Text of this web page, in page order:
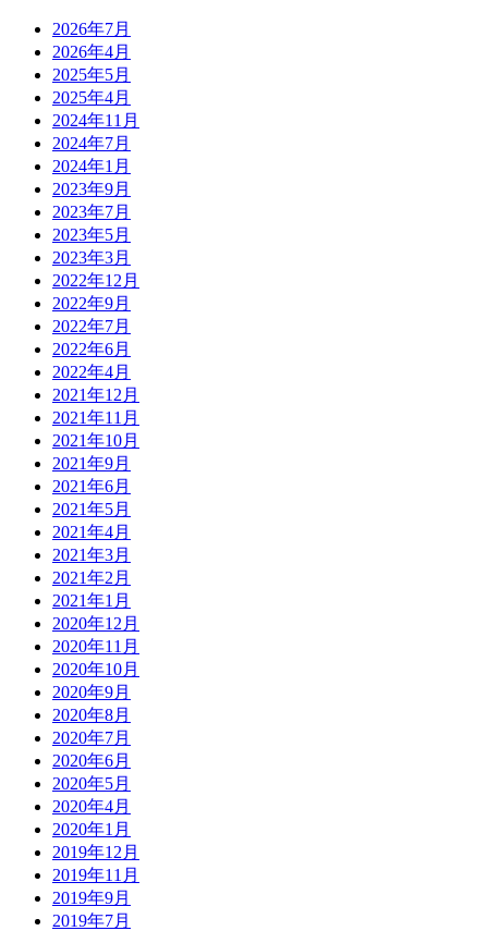
2026年7月
2026年4月
2025年5月
2025年4月
2024年11月
2024年7月
2024年1月
2023年9月
2023年7月
2023年5月
2023年3月
2022年12月
2022年9月
2022年7月
2022年6月
2022年4月
2021年12月
2021年11月
2021年10月
2021年9月
2021年6月
2021年5月
2021年4月
2021年3月
2021年2月
2021年1月
2020年12月
2020年11月
2020年10月
2020年9月
2020年8月
2020年7月
2020年6月
2020年5月
2020年4月
2020年1月
2019年12月
2019年11月
2019年9月
2019年7月